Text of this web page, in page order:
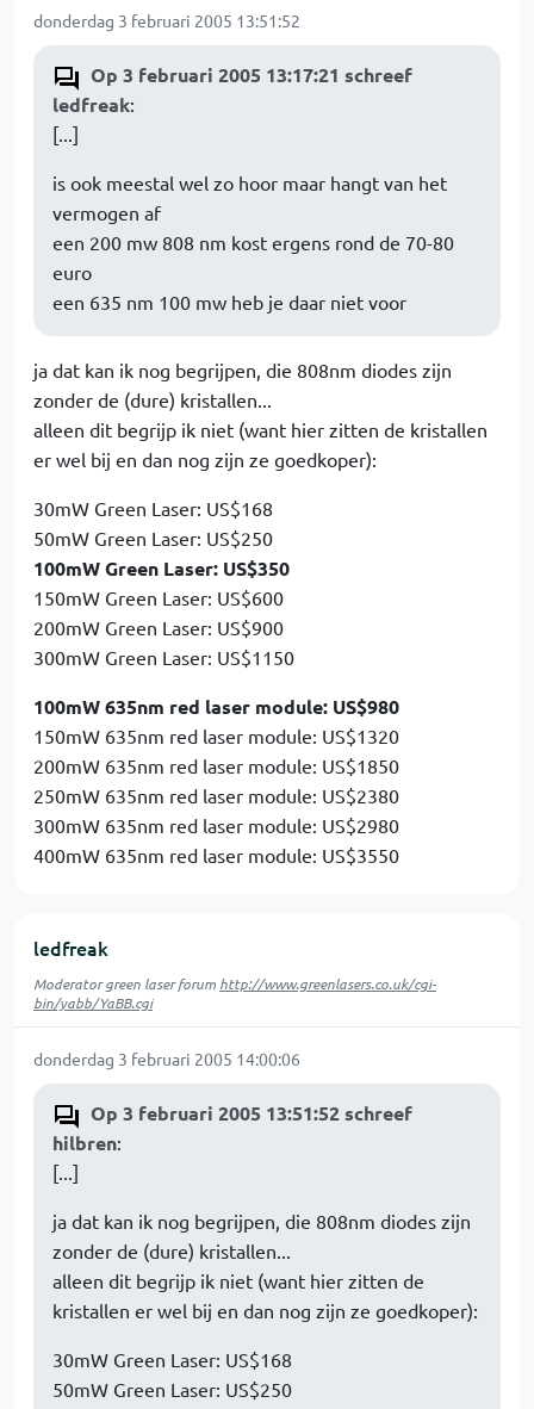
donderdag 3 februari 2005 13:51:52
Op 3 februari 2005 13:17:21 schreef
ledfreak:
[...]
is ook meestal wel zo hoor maar hangt van het
vermogen af
een 200 mw 808 nm kost ergens rond de 70-80
euro
een 635 nm 100 mw heb je daar niet voor
ja dat kan ik nog begrijpen, die 808nm diodes zijn
zonder de (dure) kristallen...
alleen dit begrijp ik niet (want hier zitten de kristallen
er wel bij en dan nog zijn ze goedkoper):
30mW Green Laser: US$168
50mW Green Laser: US$250
100mW Green Laser: US$350
150mW Green Laser: US$600
200mW Green Laser: US$900
300mW Green Laser: US$1150
100mW 635nm red laser module: US$980
150mW 635nm red laser module: US$1320
200mW 635nm red laser module: US$1850
250mW 635nm red laser module: US$2380
300mW 635nm red laser module: US$2980
400mW 635nm red laser module: US$3550
ledfreak
Moderator green laser forum http://www.greenlasers.co.uk/cgi-
bin/yabb/YaBB.cgi
donderdag 3 februari 2005 14:00:06
Op 3 februari 2005 13:51:52 schreef
hilbren:
[...]
ja dat kan ik nog begrijpen, die 808nm diodes zijn
zonder de (dure) kristallen...
alleen dit begrijp ik niet (want hier zitten de
kristallen er wel bij en dan nog zijn ze goedkoper):
30mW Green Laser: US$168
50mW Green Laser: US$250